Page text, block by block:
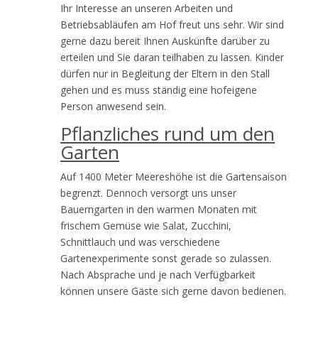
Ihr Interesse an unseren Arbeiten und
Betriebsabläufen am Hof freut uns sehr. Wir sind
gerne dazu bereit Ihnen Auskünfte darüber zu
erteilen und Sie daran teilhaben zu lassen. Kinder
dürfen nur in Begleitung der Eltern in den Stall
gehen und es muss ständig eine hofeigene
Person anwesend sein.
Pflanzliches rund um den
Garten
Auf 1400 Meter Meereshöhe ist die Gartensaison
begrenzt. Dennoch versorgt uns unser
Bauerngarten in den warmen Monaten mit
frischem Gemüse wie Salat, Zucchini,
Schnittlauch und was verschiedene
Gartenexperimente sonst gerade so zulassen.
Nach Absprache und je nach Verfügbarkeit
können unsere Gäste sich gerne davon bedienen.